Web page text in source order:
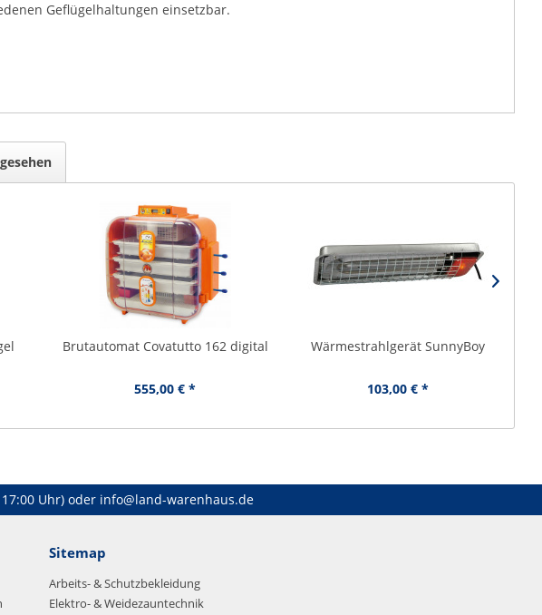
Geflügelhaltungen einsetzbar.
Brutautomat Covatutto 162 digital
555,00 € *
Wärmestrahlgerät SunnyBoy
103,00 € *
Uhr) oder info@land-warenhaus.de
Sitemap
Arbeits- & Schutzbekleidung
Elektro- & Weidezauntechnik